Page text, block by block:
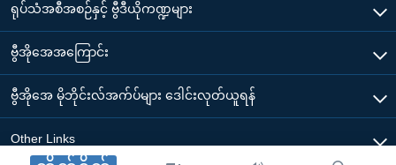
ရုပ်သံအစီအစဉ်နှင့် ဗွီဒီယိုကဏ္ဍများ
ဗွီအိုအေအကြောင်း
ဗွီအိုအေ မိုဘိုင်းလ်အက်ပ်များ ဒေါင်းလုတ်ယူရန်
Other Links